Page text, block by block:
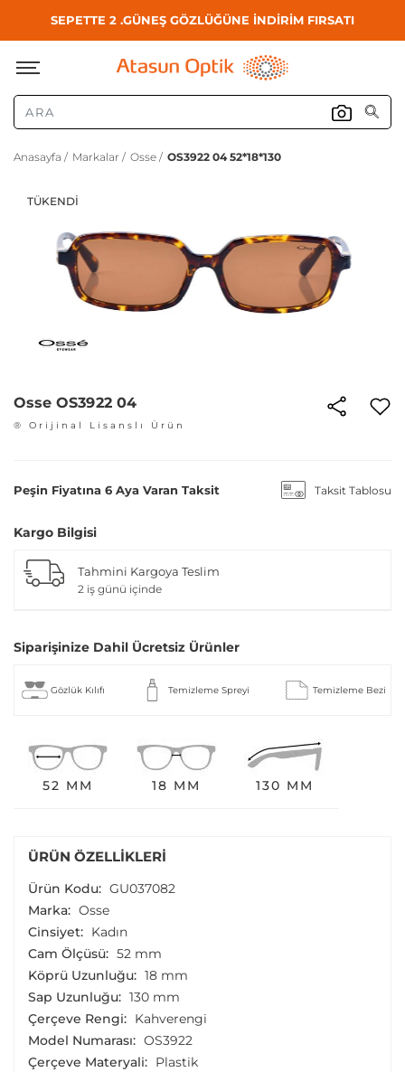
SEPETTE 2 .GÜNEŞ GÖZLÜĞÜNE İNDİRİM FIRSATI
Anasayfa / Markalar / Osse / OS3922 04 52*18*130
TÜKENDI
Osse OS3922 04
® Orijinal Lisanslı Ürün
Peşin Fiyatına 6 Aya Varan Taksit Taksit Tablosu
Kargo Bilgisi
Tahmini Kargoya Teslim
2 iş günü içinde
Siparişinize Dahil Ücretsiz Ürünler
Gözlük Kılıfı Temizleme Spreyi Temizleme Bezi
52 MM 18 MM 130 MM
ÜRÜN ÖZELLIKLERI
Ürün Kodu: GU037082
Marka: Osse
Cinsiyet: Kadın
Cam Ölçüsü: 52 mm
Köprü Uzunluğu: 18 mm
Sap Uzunluğu: 130 mm
Çerçeve Rengi: Kahverengi
Model Numarası: OS3922
Çerçeve Materyali: Plastik